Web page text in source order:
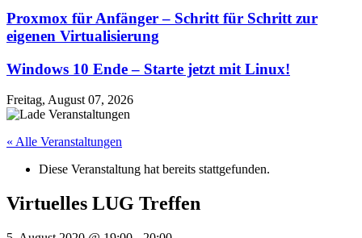
Proxmox für Anfänger – Schritt für Schritt zur
eigenen Virtualisierung
Windows 10 Ende – Starte jetzt mit Linux!
Freitag, August 07, 2026
« Alle Veranstaltungen
Diese Veranstaltung hat bereits stattgefunden.
Virtuelles LUG Treffen